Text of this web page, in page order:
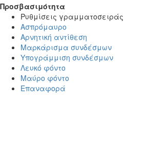
Προσβασιμότητα
Προσβασιμότητα
Ρυθμίσεις γραμματοσειράς
Ασπρόμαυρο
Αρνητική αντίθεση
Μαρκάρισμα συνδέσμων
Υπογράμμιση συνδέσμων
Λευκό φόντο
Μαύρο φόντο
Επαναφορά